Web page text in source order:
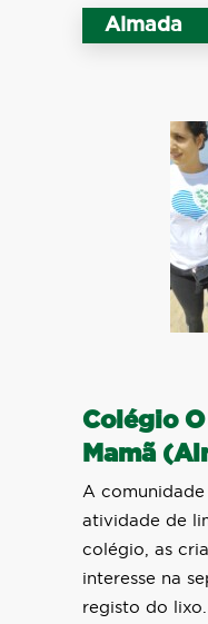
Almada
Colégio
Mamã
A
atividade de
colégio, as
interesse na
registo do